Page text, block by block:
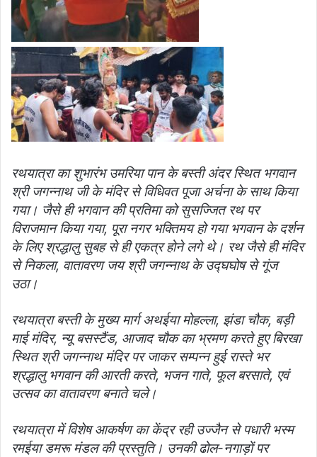
रथयात्रा का शुभारंभ उमरिया पान के बस्ती अंदर स्थित भगवान
श्री जगन्नाथ जी के मंदिर से विधिवत पूजा अर्चना के साथ किया
गया। जैसे ही भगवान की प्रतिमा को सुसज्जित रथ पर
विराजमान किया गया, पूरा नगर भक्तिमय हो गया भगवान के दर्शन
के लिए श्रद्धालु सुबह से ही एकत्र होने लगे थे। रथ जैसे ही मंदिर
से निकला, वातावरण जय श्री जगन्नाथ के उद्घघोष से गूंज
उठा।
रथयात्रा बस्ती के मुख्य मार्ग अथईया मोहल्ला, झंडा चौक, बड़ी
माई मंदिर, न्यू बसस्टैंड, आजाद चौक का भ्रमण करते हुए बिरखा
स्थित श्री जगन्नाथ मंदिर पर जाकर सम्पन्न हुई रास्ते भर
श्रद्धालु भगवान की आरती करते, भजन गाते, फूल बरसाते, एवं
उत्सव का वातावरण बनाते चले।
रथयात्रा में विशेष आकर्षण का केंद्र रही उज्जैन से पधारी भस्म
रमईया डमरू मंडल की प्रस्तुति। उनकी ढोल-नगाड़ों पर